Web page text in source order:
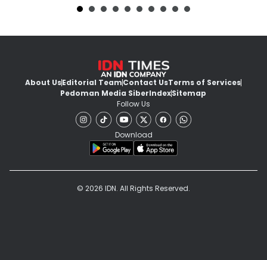
About UsEditorial TeamContact UsTerms of Services
Pedoman Media SiberIndexSitemap
Follow Us
Download
© 2026 IDN. All Rights Reserved.